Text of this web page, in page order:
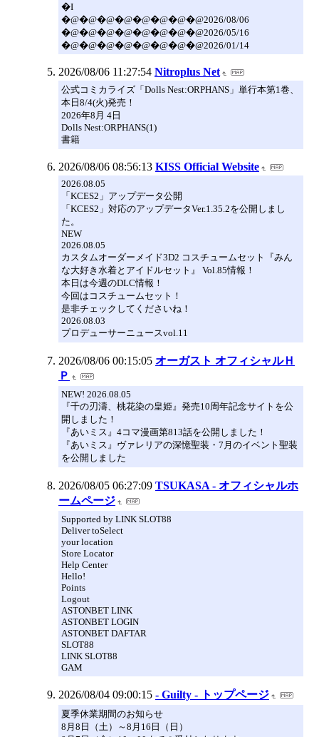
�I
�@�@�@�@�@�@�@�@2026/08/06
�@�@�@�@�@�@�@�@2026/05/16
�@�@�@�@�@�@�@�@2026/01/14
2026/08/06 11:27:54 Nitroplus Net
公式コミカライズ「Dolls Nest:ORPHANS」単行本第1巻、
本日8/4(火)発売！
2026年8月 4日
Dolls Nest:ORPHANS(1)
書籍
2026/08/06 08:56:13 KISS Official Website
2026.08.05
「KCES2」アップデータ公開
「KCES2」対応のアップデータVer.1.35.2を公開しまし
た。
NEW
2026.08.05
カスタムオーダーメイド3D2 コスチュームセット『みん
な大好き水着とアイドルセット』 Vol.85情報！
本日は今週のDLC情報！
今回はコスチュームセット！
是非チェックしてくださいね！
2026.08.03
プロデューサーニュースvol.11
2026/08/06 00:15:05 オーガスト オフィシャルＨ
Ｐ
NEW! 2026.08.05
『千の刃濤、桃花染の皇姫』発売10周年記念サイトを公
開しました！
『あいミス』4コマ漫画第813話を公開しました！
『あいミス』ヴァレリアの深憶聖装・7月のイベント聖装
を公開しました
2026/08/05 06:27:09 TSUKASA - オフィシャルホ
ームページ
Supported by LINK SLOT88
Deliver toSelect
your location
Store Locator
Help Center
Hello!
Points
Logout
ASTONBET LINK
ASTONBET LOGIN
ASTONBET DAFTAR
SLOT88
LINK SLOT88
GAM
2026/08/04 09:00:15 - Guilty - トップページ
夏季休業期間のお知らせ
8月8日（土）～8月16日（日）